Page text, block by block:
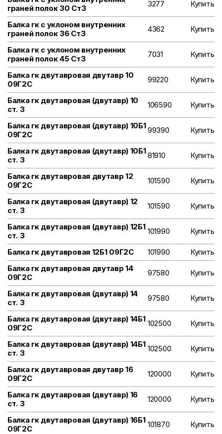
граней полок 30 Ст3
3277 Купить
Балка гк с уклоном внутренних
граней полок 36 Ст3
4362 Купить
Балка гк с уклоном внутренних
граней полок 45 Ст3
7031 Купить
Балка гк двутавровая двутавр 10
09Г2С
99220 Купить
Балка гк двутавровая (двутавр) 10
ст. 3
106590 Купить
Балка гк двутавровая (двутавр) 10Б1
09Г2С
99390 Купить
Балка гк двутавровая (двутавр) 10Б1
ст. 3
81910 Купить
Балка гк двутавровая двутавр 12
09Г2С
101590 Купить
Балка гк двутавровая (двутавр) 12
ст. 3
101590 Купить
Балка гк двутавровая (двутавр) 12Б1
ст. 3
101990 Купить
Балка гк двутавровая 12Б1 09Г2С 101990
Купить
Балка гк двутавровая двутавр 14
09Г2С
97580 Купить
Балка гк двутавровая (двутавр) 14
ст. 3
97580 Купить
Балка гк двутавровая (двутавр) 14Б1
09Г2С
102500 Купить
Балка гк двутавровая (двутавр) 14Б1
ст. 3
102500 Купить
Балка гк двутавровая двутавр 16
09Г2С
120000 Купить
Балка гк двутавровая (двутавр) 16
ст. 3
120000 Купить
Балка гк двутавровая (двутавр) 16Б1
09Г2С
101870 Купить